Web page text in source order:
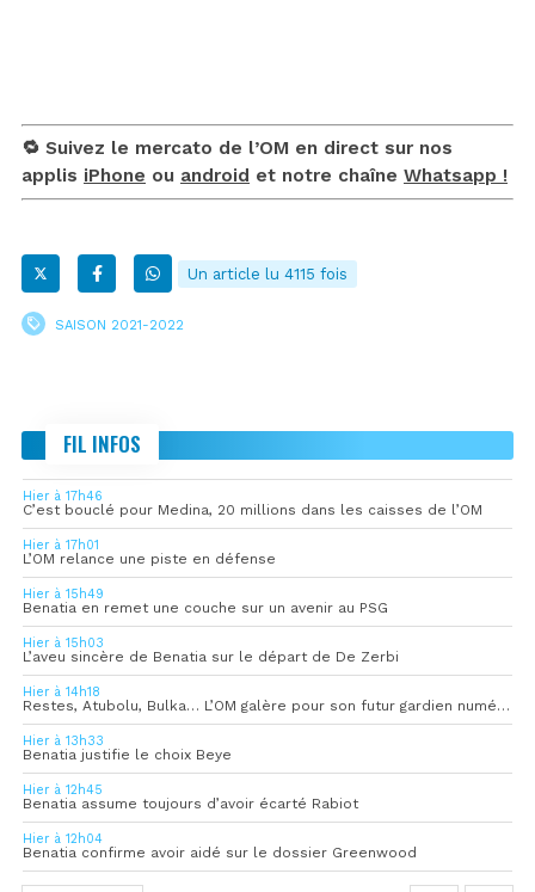
🔁 Suivez le mercato de l’OM en direct sur nos
applis iPhone ou android et notre chaîne Whatsapp !
Un article lu 4115 fois
SAISON 2021-2022
FIL INFOS
Hier à 17h46
C’est bouclé pour Medina, 20 millions dans les caisses de l’OM
Hier à 17h01
L’OM relance une piste en défense
Hier à 15h49
Benatia en remet une couche sur un avenir au PSG
Hier à 15h03
L’aveu sincère de Benatia sur le départ de De Zerbi
Hier à 14h18
Restes, Atubolu, Bulka… L’OM galère pour son futur gardien numéro 1
Hier à 13h33
Benatia justifie le choix Beye
Hier à 12h45
Benatia assume toujours d’avoir écarté Rabiot
Hier à 12h04
Benatia confirme avoir aidé sur le dossier Greenwood